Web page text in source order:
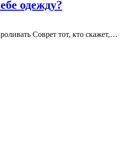
одежду?
Соврет тот, кто скажет,…